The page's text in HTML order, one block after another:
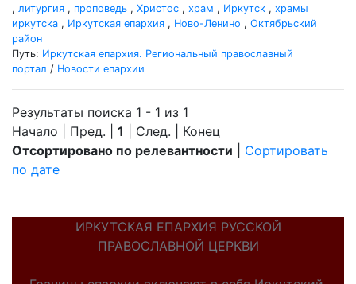
, литургия , проповедь , Христос , храм , Иркутск , храмы
иркутска , Иркутская епархия , Ново-Ленино , Октябрьский
район
Путь: Иркутская епархия. Региональный православный
портал / Новости епархии
Результаты поиска 1 - 1 из 1
Начало | Пред. | 1 | След. | Конец
Отсортировано по релевантности
Сортировать
по дате
ИРКУТСКАЯ ЕПАРХИЯ РУССКОЙ
ПРАВОСЛАВНОЙ ЦЕРКВИ